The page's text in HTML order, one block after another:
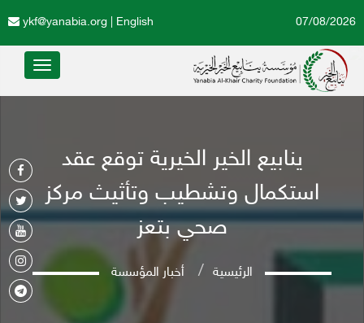
English
ykf@yanabia.org 07/08/2026
Toggle
ينابيع الخير الخيرية توقع عقد
استكمال وتشطيب وتأثيث مركز
صحي بتعز
الرئيسية أخبار المؤسسة